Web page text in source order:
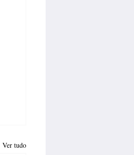
Ver tudo